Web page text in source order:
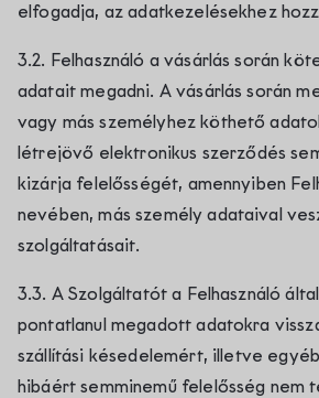
elfogadja, az adatkezelésekhez
3.2. Felhasználó a vásárlás során
adatait megadni. A vásárlás során
vagy más személyhez köthető
létrejövő elektronikus szerződés
kizárja felelősségét, amennyiben
nevében, más személy adataival
szolgáltatásait.
3.3. A Szolgáltatót a Felhasználó
pontatlanul megadott adatokra
szállítási késedelemért, illetve
hibáért semminemű felelősség nem